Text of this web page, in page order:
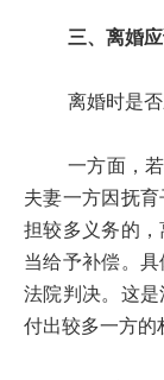
三、离婚
离婚时是否应
一方面，若存
夫妻一方因抚
担较多义务的
当给予补偿。
法院判决。这
付出较多一方的